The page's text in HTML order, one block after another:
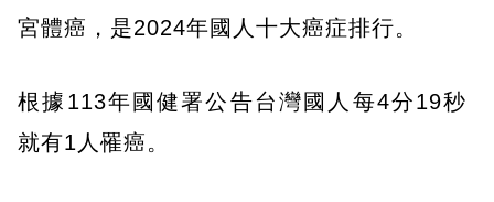
宮體癌，是2024年國人十大癌症排行。
根據113年國健署公告台灣國人每4分19秒
就有1人罹癌。